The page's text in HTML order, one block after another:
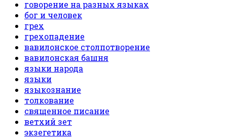
говорение на разных языках
бог и человек
грех
грехопадение
вавилонское столпотворение
вавилонская башня
языки народа
языки
языкознание
толкование
священное писание
ветхий зет
экзегетика